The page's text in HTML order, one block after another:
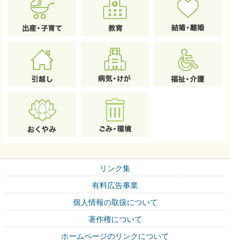
リンク集
有料広告事業
個人情報の取扱について
著作権について
ホームページのリンクについて